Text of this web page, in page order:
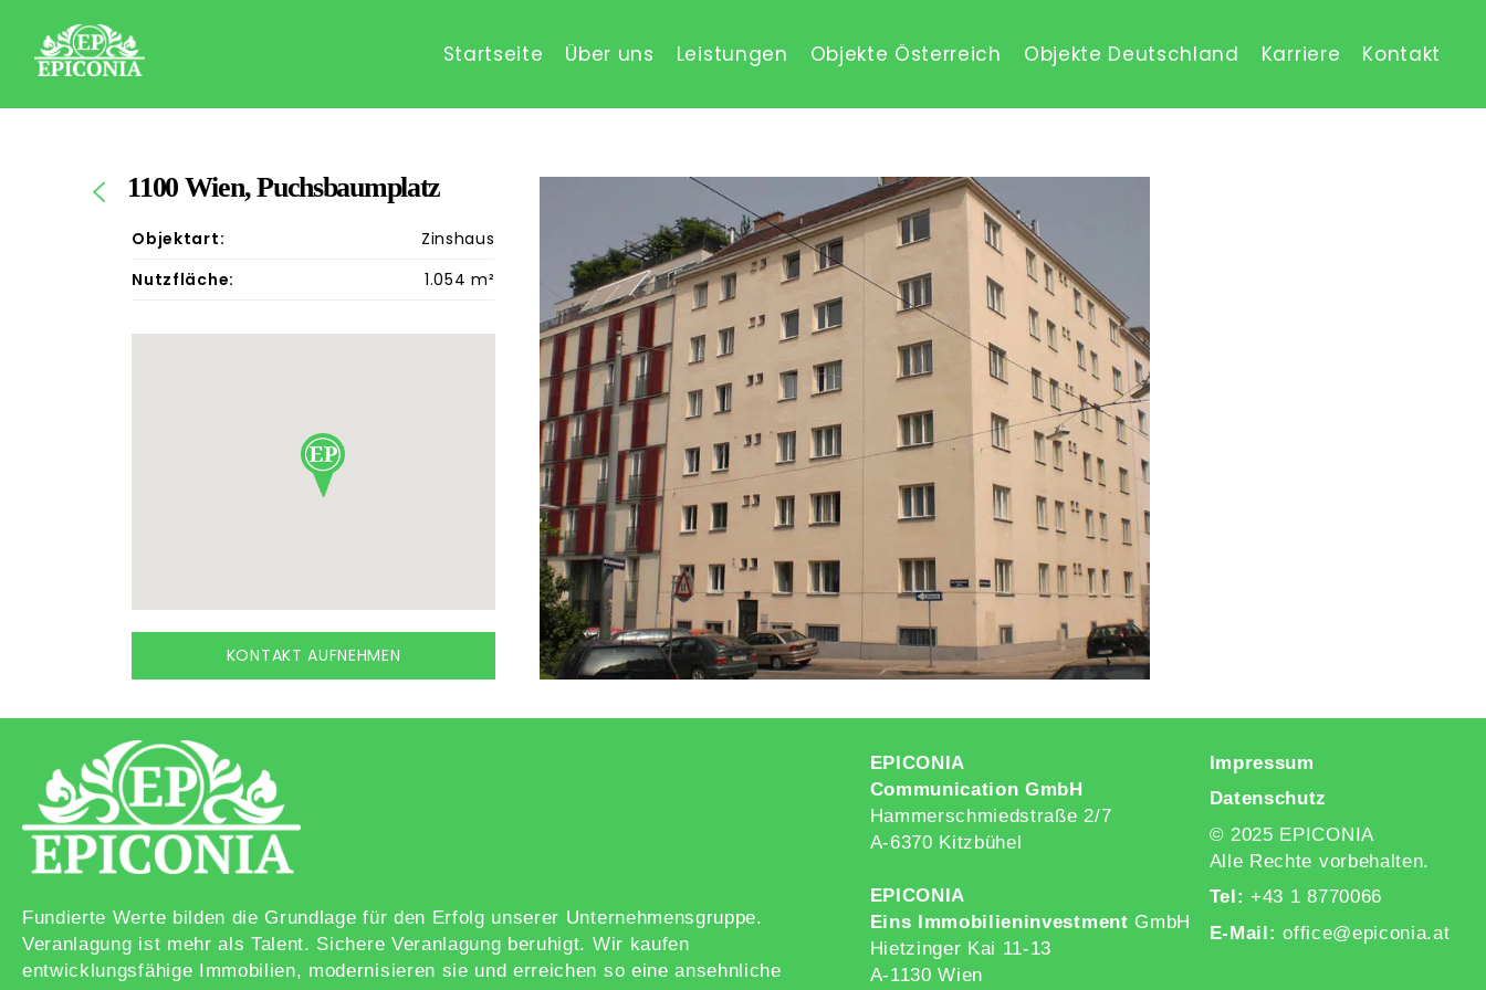
Startseite Über uns Leistungen Objekte Österreich Objekte Deutschland Karriere Kontakt
1100 Wien, Puchsbaumplatz
Objektart:
Zinshaus
Nutzfläche:
1.054 m²
KONTAKT AUFNEHMEN
Fundierte Werte bilden die Grundlage für den Erfolg unserer Unternehmensgruppe.
Veranlagung ist mehr als Talent. Sichere Veranlagung beruhigt. Wir kaufen
entwicklungsfähige Immobilien, modernisieren sie und erreichen so eine ansehnliche
EPICONIA
Communication GmbH
Hammerschmiedstraße 2/7
A-6370 Kitzbühel
EPICONIA
Eins Immobilieninvestment GmbH
Hietzinger Kai 11-13
A-1130 Wien
Impressum
Datenschutz
© 2025 EPICONIA
Alle Rechte vorbehalten.
Tel: +43 1 8770066
E-Mail: office@epiconia.at